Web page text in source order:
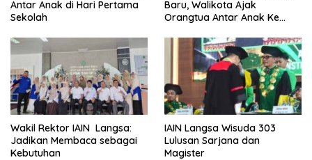
Antar Anak di Hari Pertama
Sekolah
Baru, Walikota Ajak
Orangtua Antar Anak Ke
Wakil Rektor IAIN Langsa:
Jadikan Membaca sebagai
Kebutuhan
IAIN Langsa Wisuda 303
Lulusan Sarjana dan
Magister